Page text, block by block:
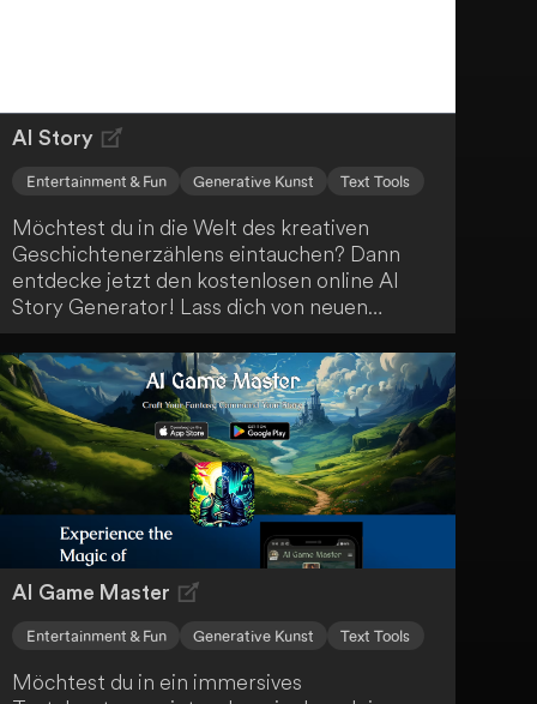
AI Story
Entertainment & Fun Generative Kunst Text Tools
Möchtest du in die Welt des kreativen
Geschichtenerzählens eintauchen? Dann
entdecke jetzt den kostenlosen online AI
Story Generator! Lass dich von neuen
Erzählungen inspirieren und erkunde
verschiedene Genres mit anpassbaren
Optionen. Nutze die AI-generierten
Geschichten als Inspirationsquelle für dein
kreatives Schreiben, zur Unterhaltung oder
für Bildungszwecke.
AI Game Master
Entertainment & Fun Generative Kunst Text Tools
Möchtest du in ein immersives